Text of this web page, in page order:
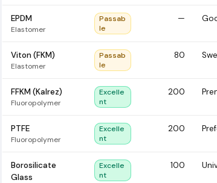
EPDM
Elastomer
Passab
le
—
Viton (FKM)
Elastomer
Passab
le
80
FFKM (Kalrez)
Fluoropolymer
Excelle
nt
200
PTFE
Fluoropolymer
Excelle
nt
200
Borosilicate
Glass
Excelle
nt
100